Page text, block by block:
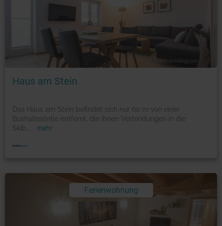
Foto: © booking.com
Haus am Stein
Das Haus am Stein befindet sich nur 60 m von einer
Bushaltestelle entfernt, die Ihnen Verbindungen in die
Skib
mehr
Ferienwohnung